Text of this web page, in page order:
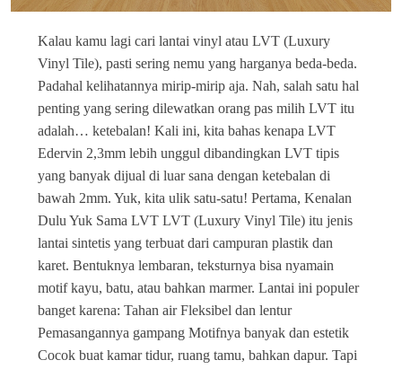
Kalau kamu lagi cari lantai vinyl atau LVT (Luxury
Vinyl Tile), pasti sering nemu yang harganya beda-beda.
Padahal kelihatannya mirip-mirip aja. Nah, salah satu hal
penting yang sering dilewatkan orang pas milih LVT itu
adalah… ketebalan! Kali ini, kita bahas kenapa LVT
Edervin 2,3mm lebih unggul dibandingkan LVT tipis
yang banyak dijual di luar sana dengan ketebalan di
bawah 2mm. Yuk, kita ulik satu-satu! Pertama, Kenalan
Dulu Yuk Sama LVT LVT (Luxury Vinyl Tile) itu jenis
lantai sintetis yang terbuat dari campuran plastik dan
karet. Bentuknya lembaran, teksturnya bisa nyamain
motif kayu, batu, atau bahkan marmer. Lantai ini populer
banget karena: Tahan air Fleksibel dan lentur
Pemasangannya gampang Motifnya banyak dan estetik
Cocok buat kamar tidur, ruang tamu, bahkan dapur. Tapi